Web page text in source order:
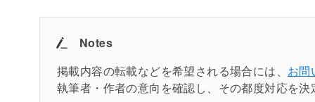
Notes
掲載内容の転載などを希望される場合には、 お問
執筆者・作者の意向を確認し、その都度対応を